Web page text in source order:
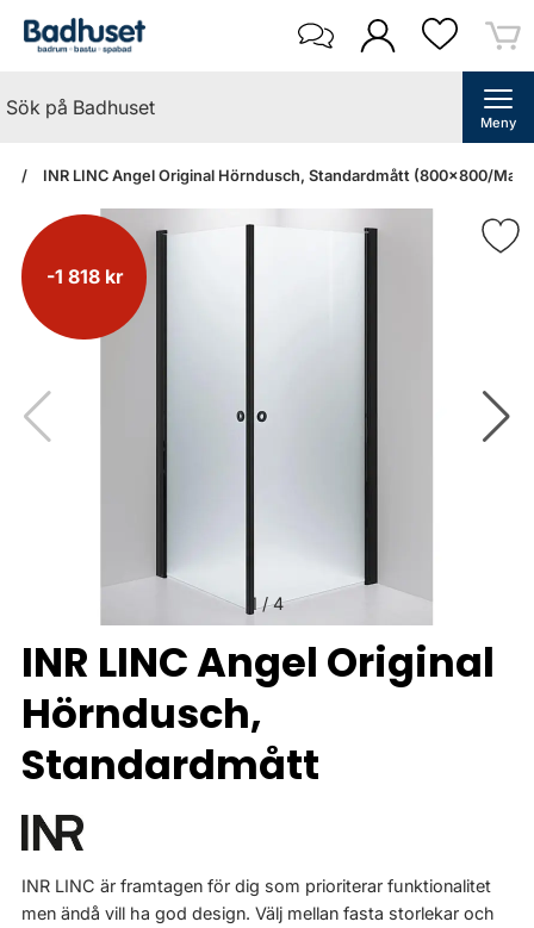
Meny
INR LINC Angel Original Hörndusch, Standardmått (800x800/
-1 818 kr
1/4
INR LINC Angel Original
Hörndusch,
Standardmått
INR LINC är framtagen för dig som prioriterar funktionalitet
men ändå vill ha god design. Välj mellan fasta storlekar och